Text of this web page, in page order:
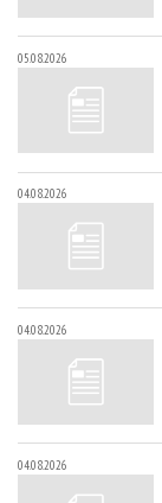
05.08.2026
04.08.2026
04.08.2026
04.08.2026